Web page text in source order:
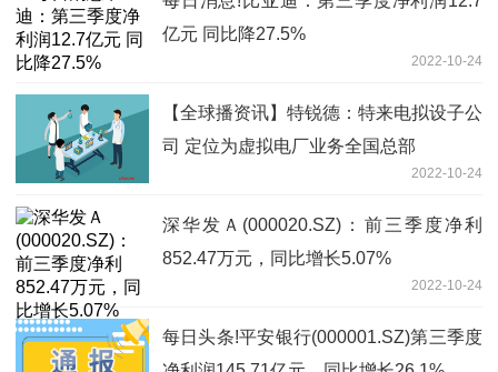
亿元 同比降27.5%
2022-10-24
【全球播资讯】特锐德：特来电拟设子公
司 定位为虚拟电厂业务全国总部
2022-10-24
深华发Ａ(000020.SZ)：前三季度净利
852.47万元，同比增长5.07%
2022-10-24
每日头条!平安银行(000001.SZ)第三季度